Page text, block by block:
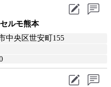
ルモ熊本
中央区世安町155